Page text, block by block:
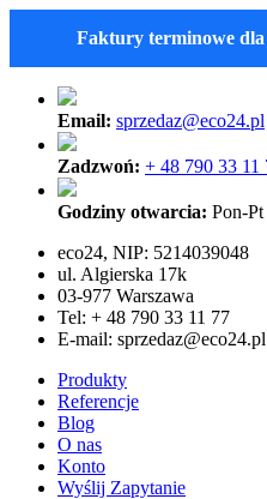
Faktury terminowe
Email: sprzedaz@eco24.pl
Zadzwoń: + 48 790 33 11
Godziny otwarcia: Pon-
eco24, NIP: 5214039048
ul. Algierska 17k
03-977 Warszawa
Tel: + 48 790 33 11 77
E-mail: sprzedaz@eco24.pl
Produkty
Referencje
Blog
O nas
Konto
Wyślij Zapytanie